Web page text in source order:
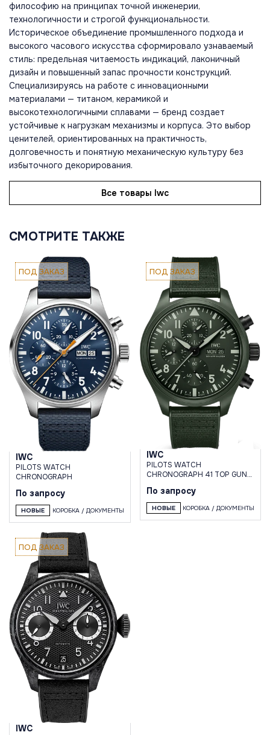
философию на принципах точной инженерии,
технологичности и строгой функциональности.
Историческое объединение промышленного подхода и
высокого часового искусства сформировало узнаваемый
стиль: предельная читаемость индикаций, лаконичный
дизайн и повышенный запас прочности конструкций.
Специализируясь на работе с инновационными
материалами — титаном, керамикой и
высокотехнологичными сплавами — бренд создает
устойчивые к нагрузкам механизмы и корпуса. Это выбор
ценителей, ориентированных на практичность,
долговечность и понятную механическую культуру без
избыточного декорирования.
Все товары Iwc
СМОТРИТЕ ТАКЖЕ
ПОД ЗАКАЗ
IWC
PILOTS WATCH
CHRONOGRAPH
По запросу
НОВЫЕ КОРОБКА / ДОКУМЕНТЫ
ПОД ЗАКАЗ
IWC
PILOTS WATCH
CHRONOGRAPH 41 TOP GUN
По запросу
НОВЫЕ КОРОБКА / ДОКУМЕНТЫ
ПОД ЗАКАЗ
IWC